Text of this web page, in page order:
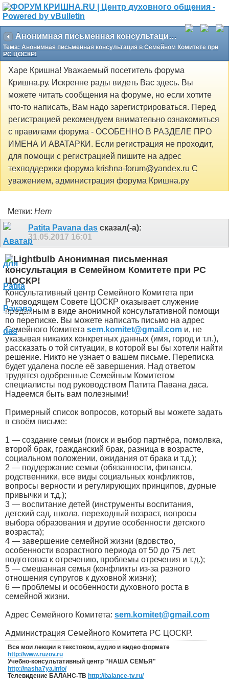
Анонимная письменная консультация в Семейном Комитете при РС ЦОСКР!
Тема: Анонимная письменная консультация в Семейном Комитете при
РС ЦОСКР!
Харе Кришна! Уважаемый посетитель форума
Кришна.ру. Искренне рады видеть Вас здесь. Вы
можете читать сообщения на форуме, но если хотите
что-то написать, Вам надо зарегистрироваться. Перед
регистрацией рекомендуем внимательно ознакомиться
с правилами форума - ОСОБЕННО В РАЗДЕЛЕ ПРО
ИМЕНА И АВАТАРКИ. Если регистрация не проходит,
для помощи с регистрацией пишите на адрес
техподдержки форума krishna-forum@yandex.ru С
уважением, администрация форума Кришна.ру
Метки: Нет
Patita Pavana das сказал(-а):
31.05.2017 16:01
Анонимная письменная
консультация в Семейном Комитете при РС
ЦОСКР!
Консультативный центр Семейного Комитета при
Руководящем Совете ЦОСКР оказывает служение
преданным в виде анонимной консультативной помощи
по переписке. Вы можете написать письмо на адрес
Семейного Комитета sem.komitet@gmail.com и, не
указывая никаких конкретных данных (имя, город и т.п.),
рассказать о той ситуации, в которой вы бы хотели найти
решение. Никто не узнает о вашем письме. Переписка
будет удалена после её завершения. Над ответом
трудятся одобренные Семейным Комитетом
специалисты под руководством Патита Павана даса.
Надеемся быть вам полезными!
Примерный список вопросов, который вы можете задать
в своём письме:
1 — создание семьи (поиск и выбор партнёра, помолвка,
второй брак, гражданский брак, разница в возрасте,
социальном положении, ожидания от брака и т.д.);
2 — поддержание семьи (обязанности, финансы,
родственники, все виды социальных конфликтов,
вопросы верности и регулирующих принципов, дурные
привычки и т.д.);
3 — воспитание детей (инструменты воспитания,
детский сад, школа, переходный возраст, вопросы
выбора образования и другие особенности детского
возраста);
4 — завершение семейной жизни (вдовство,
особенности возрастного периода от 50 до 75 лет,
подготовка к отречению, проблемы отречения и т.д.);
5 — смешанная семья (конфликты из-за разного
отношения супругов к духовной жизни);
6 — проблемы и особенности духовного роста в
семейной жизни.
Адрес Семейного Комитета: sem.komitet@gmail.com
Администрация Семейного Комитета РС ЦОСКР.
Все мои лекции в текстовом, аудио и видео формате
http://www.ruzov.ru
Учебно-консультативный центр "НАША СЕМЬЯ"
http://nasha7ya.info/
Телевидение БАЛАНС-ТВ http://balance-tv.ru/